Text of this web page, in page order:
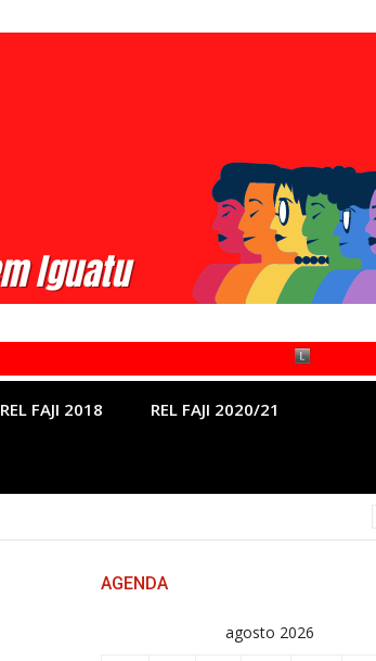
REL FAJI 2018 REL FAJI 2020/21
AGENDA
agosto 2026